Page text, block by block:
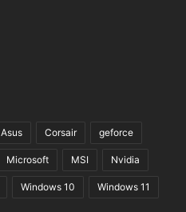
Asus Corsair geforce
Microsoft MSI Nvidia
Windows 10 Windows 11